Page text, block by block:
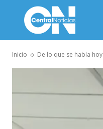
Inicio De lo que se habla hoy